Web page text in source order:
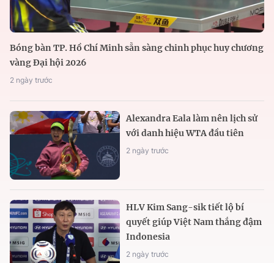
Bóng bàn TP. Hồ Chí Minh sẵn sàng chinh phục huy chương
vàng Đại hội 2026
2 ngày trước
Alexandra Eala làm nên lịch sử
với danh hiệu WTA đầu tiên
2 ngày trước
HLV Kim Sang-sik tiết lộ bí
quyết giúp Việt Nam thắng đậm
Indonesia
2 ngày trước